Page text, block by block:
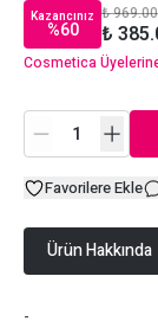
Kazancınız
%60
₺ 969.00
₺
Cosmetica
Favorilere Ekle
Ürün Hakkında
-